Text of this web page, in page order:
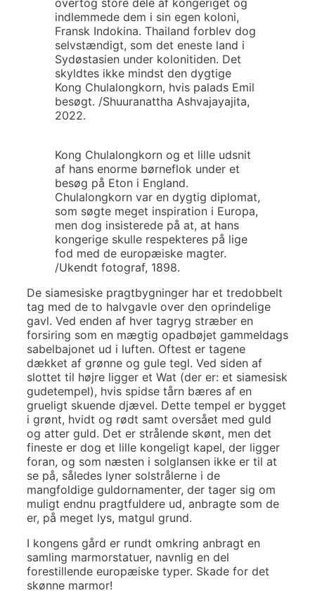
indlemmede dem i sin egen koloni,
Fransk Indokina. Thailand forblev dog
selvstændigt, som det eneste land i
Sydøstasien under kolonitiden. Det
skyldtes ikke mindst den dygtige
Kong Chulalongkorn, hvis palads Emil
besøgt. /Shuuranattha Ashvajayajita,
2022.
Kong Chulalongkorn og et lille udsnit
af hans enorme børneflok under et
besøg på Eton i England.
Chulalongkorn var en dygtig diplomat,
som søgte meget inspiration i Europa,
men dog insisterede på at, at hans
kongerige skulle respekteres på lige
fod med de europæiske magter.
/Ukendt fotograf, 1898.
De siamesiske pragtbygninger har et tredobbelt
tag med de to halvgavle over den oprindelige
gavl. Ved enden af hver tagryg stræber en
forsiring som en mægtig opadbøjet gammeldags
sabelbajonet ud i luften. Oftest er tagene
dækket af grønne og gule tegl. Ved siden af
slottet til højre ligger et Wat (der er: et siamesisk
gudetempel), hvis spidse tårn bæres af en
grueligt skuende djævel. Dette tempel er bygget
i grønt, hvidt og rødt samt oversået med guld
og atter guld. Det er strålende skønt, men det
fineste er dog et lille kongeligt kapel, der ligger
foran, og som næsten i solglansen ikke er til at
se på, således lyner solstrålerne i de
mangfoldige guldornamenter, der tager sig om
muligt endnu pragtfuldere ud, anbragte som de
er, på meget lys, matgul grund.
I kongens gård er rundt omkring anbragt en
samling marmorstatuer, navnlig en del
forestillende europæiske typer. Skade for det
skønne marmor!